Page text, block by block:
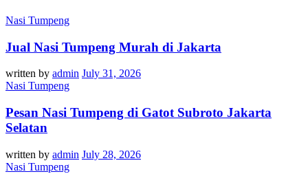
Nasi Tumpeng
Jual Nasi Tumpeng Murah di Jakarta
written by admin July 31, 2026
Nasi Tumpeng
Pesan Nasi Tumpeng di Gatot Subroto Jakarta
Selatan
written by admin July 28, 2026
Nasi Tumpeng